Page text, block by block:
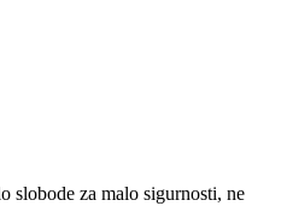
slobode za malo sigurnosti, ne